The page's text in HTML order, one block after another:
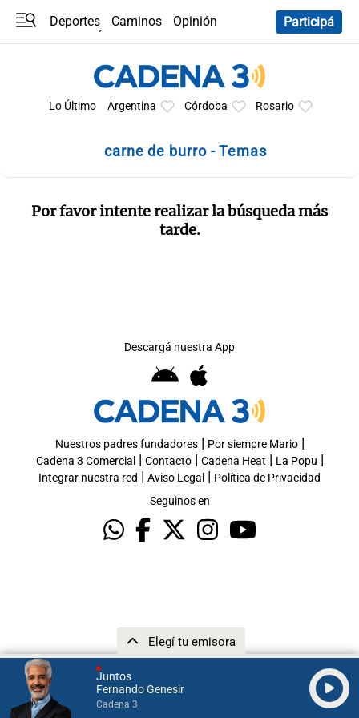
Juntos
Fernando Genesir
Cadena 3
Elegí tu emisora
Deportes Caminos
Opinión
Participá
Lo Último Argentina Córdoba Rosario
carne de burro - Temas
Por favor intente realizar la búsqueda más
tarde.
Descargá nuestra App
Nuestros padres fundadores| Por siempre Mario|
Cadena 3 Comercial | Contacto| Cadena Heat | La Popu |
Integrar nuestra red | Aviso Legal | Política de Privacidad
Seguinos en